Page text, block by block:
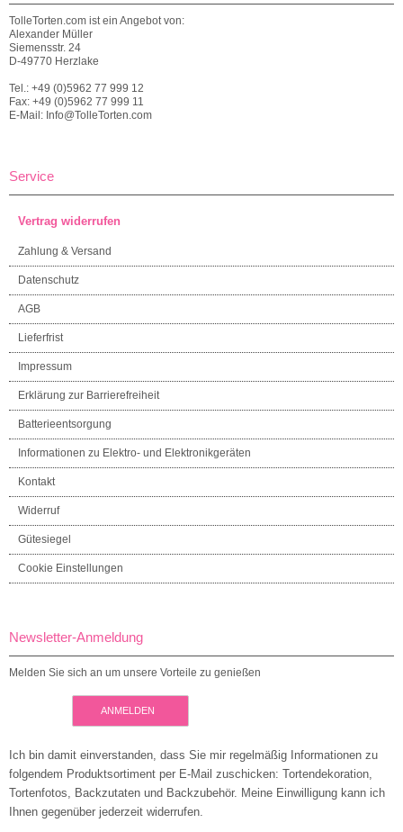
TolleTorten.com ist ein Angebot von:
Alexander Müller
Siemensstr. 24
D-49770 Herzlake
Tel.: +49 (0)5962 77 999 12
Fax: +49 (0)5962 77 999 11
E-Mail: Info@TolleTorten.com
Service
Vertrag widerrufen
Zahlung & Versand
Datenschutz
AGB
Lieferfrist
Impressum
Erklärung zur Barrierefreiheit
Batterieentsorgung
Informationen zu Elektro- und Elektronikgeräten
Kontakt
Widerruf
Gütesiegel
Cookie Einstellungen
Newsletter-Anmeldung
Melden Sie sich an um unsere Vorteile zu genießen
ANMELDEN
Ich bin damit einverstanden, dass Sie mir regelmäßig Informationen zu
folgendem Produktsortiment per E-Mail zuschicken: Tortendekoration,
Tortenfotos, Backzutaten und Backzubehör. Meine Einwilligung kann ich
Ihnen gegenüber jederzeit widerrufen.